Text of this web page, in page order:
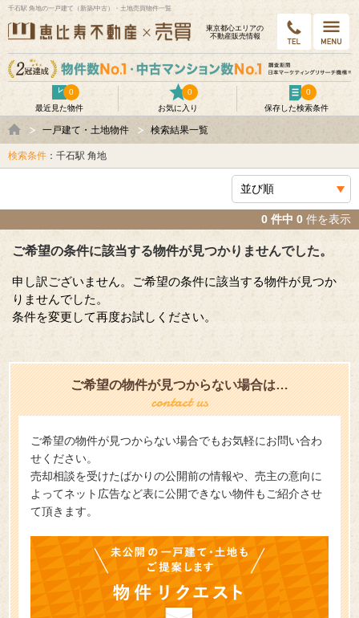
千石駅 角地の一戸建て（新築/中古）・土地売買物件一覧
東京都⼼エリアの
不動産販売情報
最近見た物件
0
お気に入り
0
保存した検索条件
0
一戸建て・土地物件 検索結果一覧
検索条件 ：千石駅 角地
0 件中 0 件を表示
ご希望の条件に該当する物件が見つかりませんでした。
申し訳ございません。ご希望の条件に該当する物件が見つか
りませんでした。
条件を変更して再度お試しください。
ご希望の物件が見つからない場合は…
ご希望の物件が見つからない場合でもお気軽にお問い合わ
せください。
売却相談を受けたばかりの公開前の情報や、売主の意向に
よってネット広告など表に公開できない物件もご紹介させ
て頂きます。